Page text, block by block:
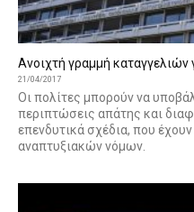
Ανοιχτή γραμμή καταγγελιών
21/04/2017
Oι πολίτες μπορούν να
περιπτώσεις απάτης και
επενδυτικά σχέδια, που
αναπτυξιακών νόμων.